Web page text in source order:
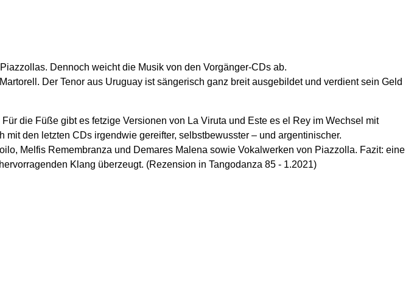
Dennoch weicht die Musik von den Vorgänger-CDs ab.
Der Tenor aus Uruguay ist sängerisch ganz breit ausgebildet und verdient sein Geld
die Füße gibt es fetzige Versionen von La Viruta und Este es el Rey im Wechsel mit
den letzten CDs irgendwie gereifter, selbstbewusster – und argentinischer.
Melfis Remembranza und Demares Malena sowie Vokalwerken von Piazzolla. Fazit: eine
Klang überzeugt. (Rezension in Tangodanza 85 - 1.2021)